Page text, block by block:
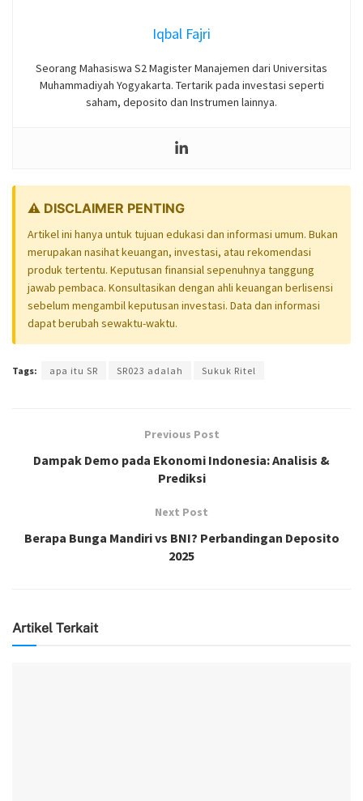
Iqbal Fajri
Seorang Mahasiswa S2 Magister Manajemen dari Universitas
Muhammadiyah Yogyakarta. Tertarik pada investasi seperti
saham, deposito dan Instrumen lainnya.
⚠️ DISCLAIMER PENTING
Artikel ini hanya untuk tujuan edukasi dan informasi umum. Bukan
merupakan nasihat keuangan, investasi, atau rekomendasi
produk tertentu. Keputusan finansial sepenuhnya tanggung
jawab pembaca. Konsultasikan dengan ahli keuangan berlisensi
sebelum mengambil keputusan investasi. Data dan informasi
dapat berubah sewaktu-waktu.
Tags: apa itu SR SR023 adalah Sukuk Ritel
Previous Post
Dampak Demo pada Ekonomi Indonesia: Analisis &
Prediksi
Next Post
Berapa Bunga Mandiri vs BNI? Perbandingan Deposito
2025
Artikel Terkait